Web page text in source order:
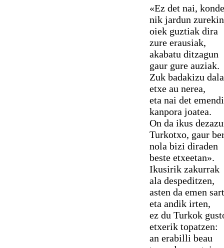
«Ez det nai,
nik jardun
oiek guztiak dira
zure erausiak,
akabatu ditzagun
gaur gure auziak.
Zuk badakizu dala
etxe au nerea,
eta nai det
kanpora joatea.
On da ikus
Turkotxo, gaur
nola bizi diraden
beste etxeetan».
Ikusirik zakurrak
ala despeditzen,
asten da emen
eta andik irten,
ez du Turkok
etxerik topatzen:
an erabilli beau